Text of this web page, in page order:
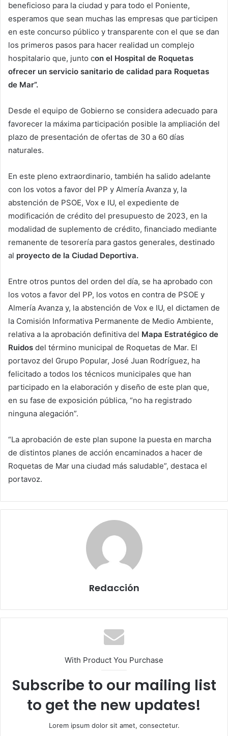
beneficioso para la ciudad y para todo el Poniente,
esperamos que sean muchas las empresas que participen
en este concurso público y transparente con el que se dan
los primeros pasos para hacer realidad un complejo
hospitalario que, junto con el Hospital de Roquetas
ofrecer un servicio sanitario de calidad para Roquetas
de Mar”.
Desde el equipo de Gobierno se considera adecuado para
favorecer la máxima participación posible la ampliación del
plazo de presentación de ofertas de 30 a 60 días
naturales.
En este pleno extraordinario, también ha salido adelante
con los votos a favor del PP y Almería Avanza y, la
abstención de PSOE, Vox e IU, el expediente de
modificación de crédito del presupuesto de 2023, en la
modalidad de suplemento de crédito, financiado mediante
remanente de tesorería para gastos generales, destinado
al proyecto de la Ciudad Deportiva.
Entre otros puntos del orden del día, se ha aprobado con
los votos a favor del PP, los votos en contra de PSOE y
Almería Avanza y, la abstención de Vox e IU, el dictamen de
la Comisión Informativa Permanente de Medio Ambiente,
relativa a la aprobación definitiva del Mapa Estratégico de
Ruidos del término municipal de Roquetas de Mar. El
portavoz del Grupo Popular, José Juan Rodríguez, ha
felicitado a todos los técnicos municipales que han
participado en la elaboración y diseño de este plan que,
en su fase de exposición pública, “no ha registrado
ninguna alegación”.
“La aprobación de este plan supone la puesta en marcha
de distintos planes de acción encaminados a hacer de
Roquetas de Mar una ciudad más saludable”, destaca el
portavoz.
Redacción
With Product You Purchase
Subscribe to our mailing list
to get the new updates!
Lorem ipsum dolor sit amet, consectetur.